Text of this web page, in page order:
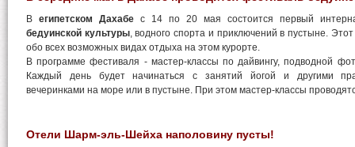
В египетском Дахабе с 14 по 20 мая состоится первый
бедуинской культуры, водного спорта и приключений в пустыне.
обо всех возможных видах отдыха на этом курорте.
В программе фестиваля - мастер-классы по дайвингу, подводной
Каждый день будет начинаться с занятий йогой и другими
вечеринками на море или в пустыне. При этом мастер-классы
Отели Шарм-эль-Шейха наполовину пусты!